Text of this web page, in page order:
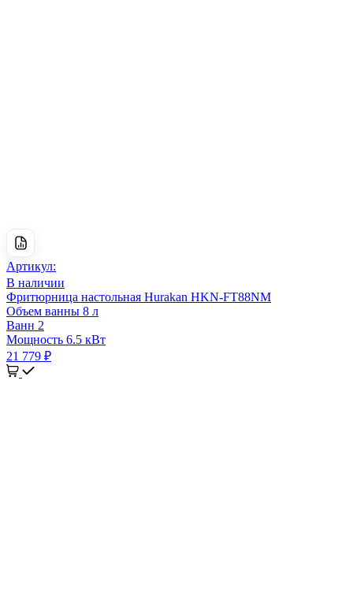
Артикул:
В наличии
Фритюрница настольная Hurakan HKN-FT88NM
Объем ванны 8 л
Ванн 2
Мощность 6.5 кВт
21 779 ₽